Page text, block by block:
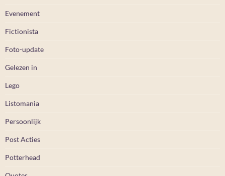
Evenement
Fictionista
Foto-update
Gelezen in
Lego
Listomania
Persoonlijk
Post Acties
Potterhead